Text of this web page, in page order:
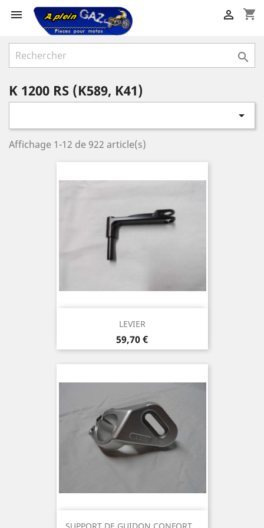
 shopping_cart


K 1200 RS (K589, K41)

Affichage 1-12 de 922 article(s)
LEVIER
Prix
59,70 €